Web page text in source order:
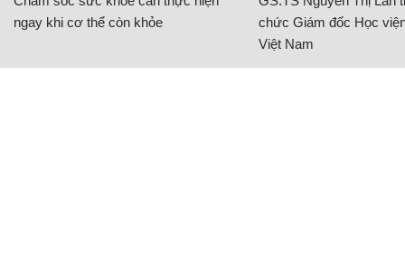
ngay khi cơ thể còn khỏe
chức Giám đốc Học
Việt Nam